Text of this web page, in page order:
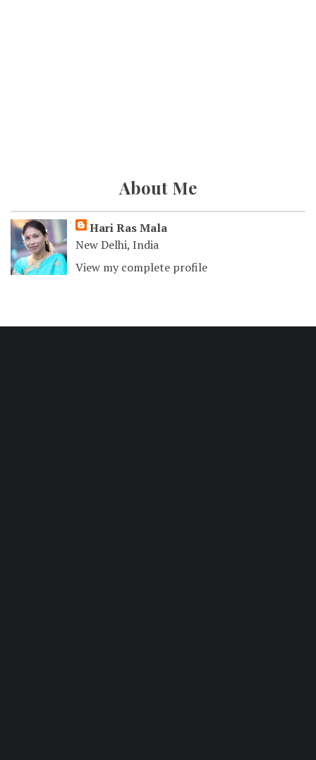
About Me
Hari Ras Mala
New Delhi, India
View my complete profile